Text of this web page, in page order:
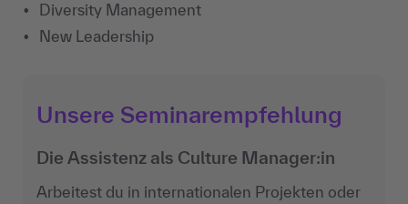
Diversity Management
New Leadership
Unsere Seminarempfehlung
Die Assistenz als Culture Manager:in
Arbeitest du in internationalen Projekten oder